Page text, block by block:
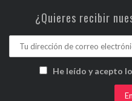
¿Quieres recibir
He leído y acepto